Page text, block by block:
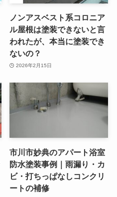
ノンアスベスト系コロニア
ル屋根は塗装できないと言
われたが、本当に塗装でき
ないの？
2026年2月15日
市川市妙典のアパート浴室
防水塗装事例｜雨漏り・カ
ビ・打ちっぱなしコンクリ
ートの補修